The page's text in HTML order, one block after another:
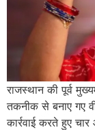
राजस्थान की पूर्व
तकनीक से बनाए गए
कार्रवाई करते हुए